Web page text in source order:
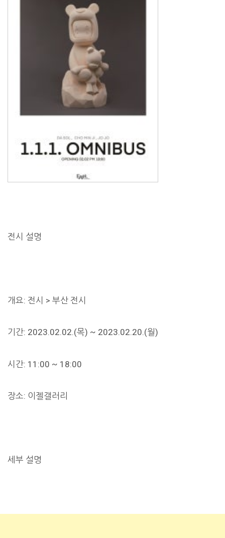
전시 설명
개요: 전시 > 부산 전시
기간: 2023.02.02.(목) ~ 2023.02.20.(월)
시간: 11:00 ~ 18:00
장소: 이젤갤러리
세부 설명